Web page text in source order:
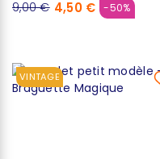
9,00 € 4,50 € -50%
VINTAGE